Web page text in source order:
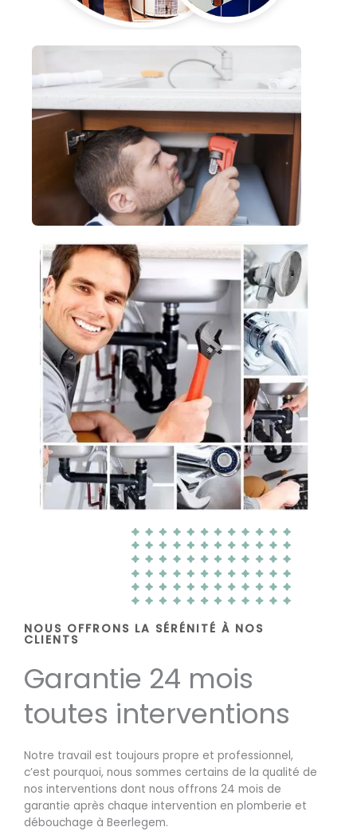
NOUS OFFRONS LA SÉRÉNITÉ À NOS
CLIENTS
Garantie 24 mois
toutes interventions
Notre travail est toujours propre et professionnel,
c’est pourquoi, nous sommes certains de la qualité de
nos interventions dont nous offrons 24 mois de
garantie après chaque intervention en plomberie et
débouchage à Beerlegem.